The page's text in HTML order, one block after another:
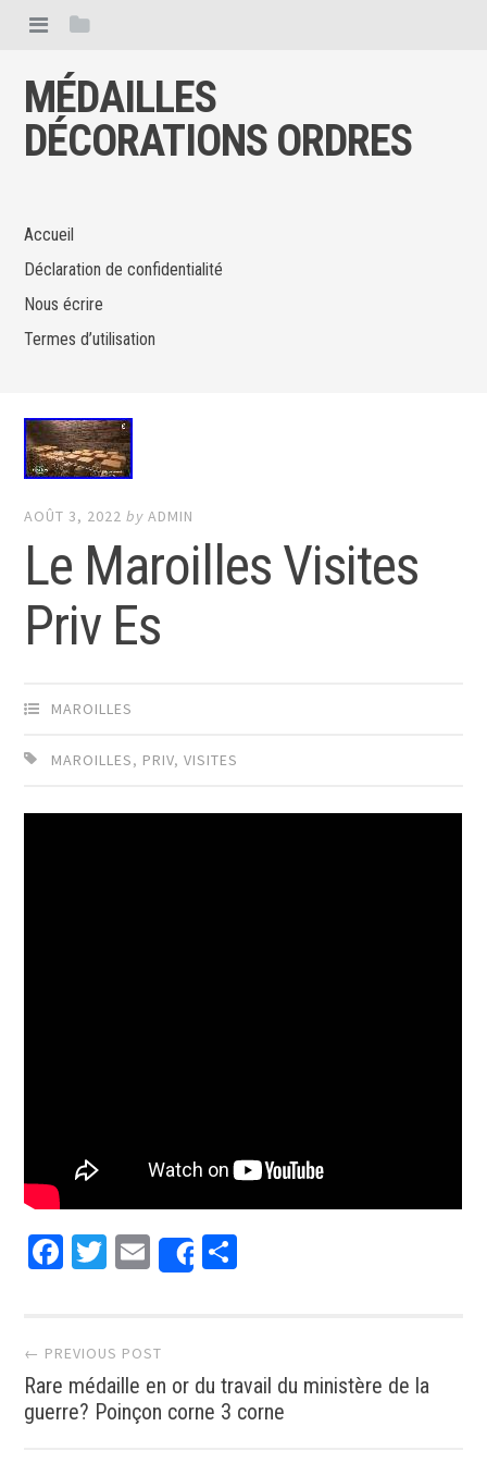
MÉDAILLES
DÉCORATIONS ORDRES
Accueil
Déclaration de confidentialité
Nous écrire
Termes d’utilisation
AOÛT 3, 2022 byADMIN
Le Maroilles Visites
Priv Es
MAROILLES
MAROILLES, PRIV,VISITES
Facebook
Twitter
EmailShare
Post navigation
← PREVIOUS POST
Rare médaille en or du travail du ministère de la
guerre? Poinçon corne 3 corne